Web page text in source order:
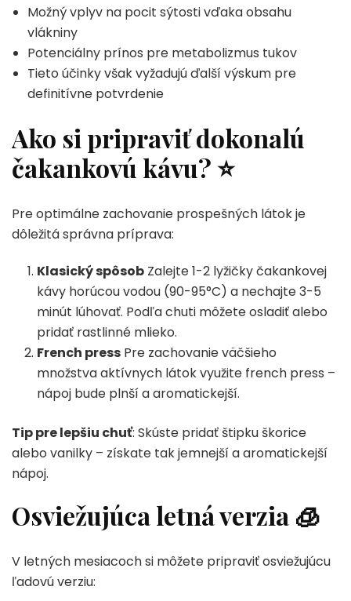
Možný vplyv na pocit sýtosti vďaka obsahu
vlákniny
Potenciálny prínos pre metabolizmus tukov
Tieto účinky však vyžadujú ďalší výskum pre
definitívne potvrdenie
Ako si pripraviť dokonalú
čakankovú kávu?⭐
Pre optimálne zachovanie prospešných látok je
dôležitá správna príprava:
Klasický spôsob Zalejte 1-2 lyžičky čakankovej
kávy horúcou vodou (90-95°C) a nechajte 3-5
minút lúhovať. Podľa chuti môžete osladiť alebo
pridať rastlinné mlieko.
French press Pre zachovanie väčšieho
množstva aktívnych látok využite french press –
nápoj bude plnší a aromatickejší.
Tip pre lepšiu chuť: Skúste pridať štipku škorice
alebo vanilky – získate tak jemnejší a aromatickejší
nápoj.
Osviežujúca letná verzia 🧊
V letných mesiacoch si môžete pripraviť osviežujúcu
ľadovú verziu: